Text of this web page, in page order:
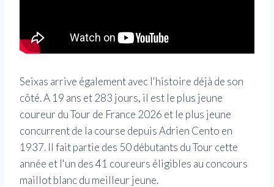
Seixas arrive également avec l'histoire déjà de son
côté. A 19 ans et 283 jours, il est le plus jeune
coureur du Tour de France 2026 et le plus jeune
concurrent de la course depuis Adrien Cento en
1937. Il fait partie des 50 débutants du Tour cette
année et l'un des 41 coureurs éligibles au concours
maillot blanc du meilleur jeune.